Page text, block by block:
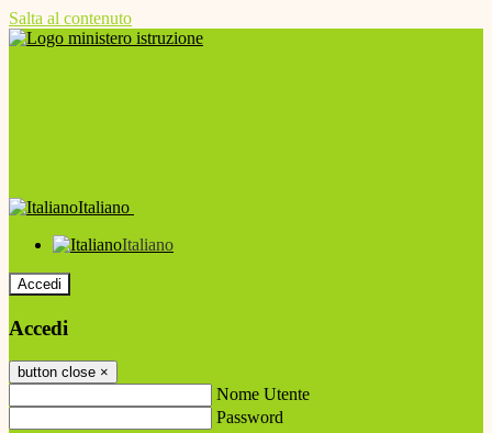
Salta al contenuto
Italiano
Italiano
Accedi
Accedi
button close ×
Nome Utente
Password